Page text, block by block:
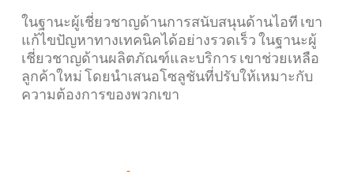
ในฐานะผู้เชี่ยวชาญด้านการสนับสนุนด้านไอที เขา
แก้ไขปัญหาทางเทคนิคได้อย่างรวดเร็ว ในฐานะผู้
เชี่ยวชาญด้านผลิตภัณฑ์และบริการ เขาช่วยเหลือ
ลูกค้าใหม่ โดยนำเสนอโซลูชันที่ปรับให้เหมาะกับ
ความต้องการของพวกเขา